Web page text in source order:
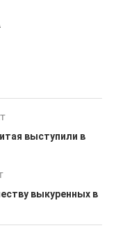
выступили в
выкуренных в